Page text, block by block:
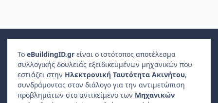
Το eBuildingID.gr είναι ο ιστότοπος αποτέλεσμα
συλλογικής δουλειάς εξειδικευμένων μηχανικών που
εστιάζει στην Ηλεκτρονική Ταυτότητα Ακινήτου,
συνδράμοντας στον διάλογο για την αντιμετώπιση
προβλημάτων στο αντικείμενο των Μηχανικών